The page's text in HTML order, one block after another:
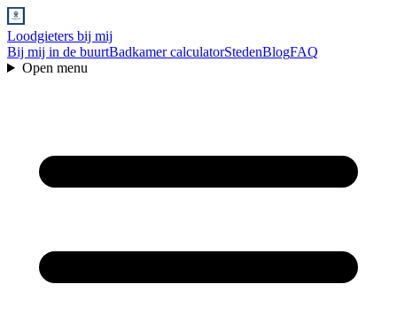
Loodgieters bij mij
Bij mij in de buurtBadkamer calculatorStedenBlogFAQ
Open menu